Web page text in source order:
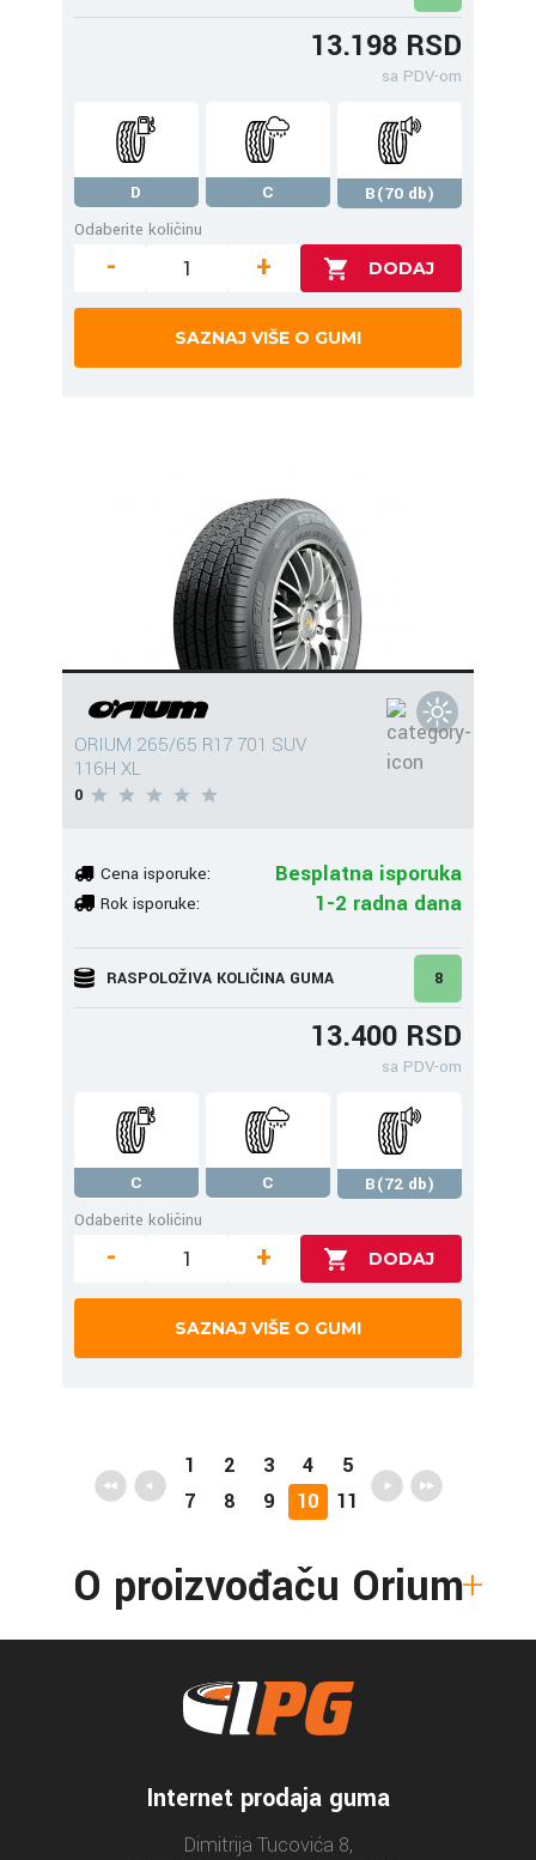
13.198 RSD
sa PDV-om
D C
B(70 db)
Odaberite količinu
- +
SAZNAJ VIŠE O GUMI
ORIUM 265/65 R17 701 SUV
116H XL
0
Cena isporuke: Besplatna isporuka
Rok isporuke: 1-2 radna dana
RASPOLOŽIVA KOLIČINA GUMA 8
13.400 RSD
sa PDV-om
C C
B(72 db)
Odaberite količinu
- +
SAZNAJ VIŠE O GUMI
1 2 3 4
5
7
8 9 10 11
O proizvođaču Orium
Internet prodaja guma
Dimitrija Tucovića 8,